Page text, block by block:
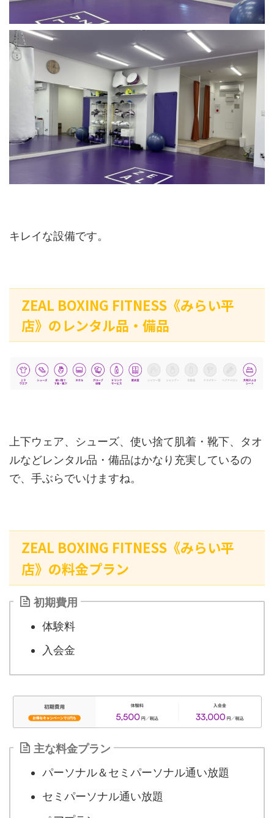
キレイな設備です。
ZEAL BOXING FITNESS《みらい平
店》のレンタル品・備品
上下ウェア、シューズ、使い捨て肌着・靴下、タオ
ルなどレンタル品・備品はかなり充実しているの
で、手ぶらでいけますね。
ZEAL BOXING FITNESS《みらい平
店》の料金プラン
初期費用
体験料
入会金
主な料金プラン
パーソナル＆セミパーソナル通い放題
セミパーソナル通い放題